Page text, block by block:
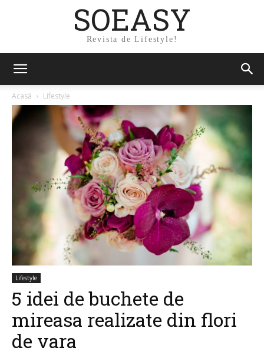
SOEASY
Revista de Lifestyle!
Acasă Lifestyle
Lifestyle
5 idei de buchete de
mireasa realizate din flori
de vara